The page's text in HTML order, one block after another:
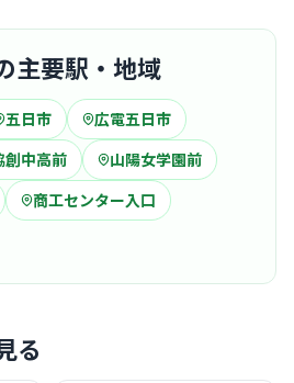
主要駅・地域
五日市
広電五日市
創中高前
山陽女学園前
商工センター入口
る